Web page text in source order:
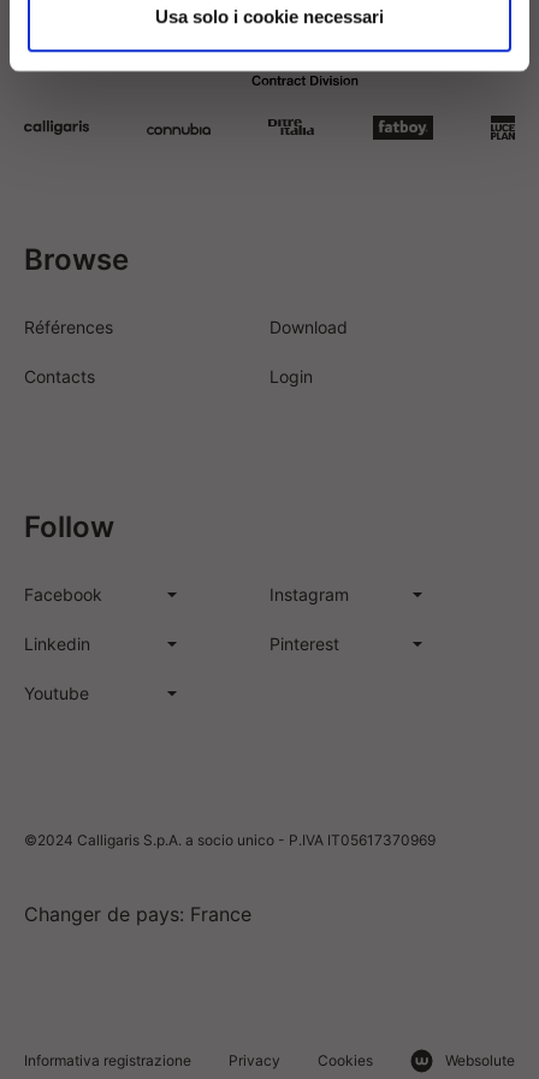
Usa solo i cookie necessari
Browse
Références Download
Contacts Login
Follow
Facebook Instagram
Linkedin Pinterest
Youtube
©2024 Calligaris S.p.A. a socio unico - P.IVA IT05617370969
Changer de pays: France
Informativa registrazione Privacy Cookies Websolute